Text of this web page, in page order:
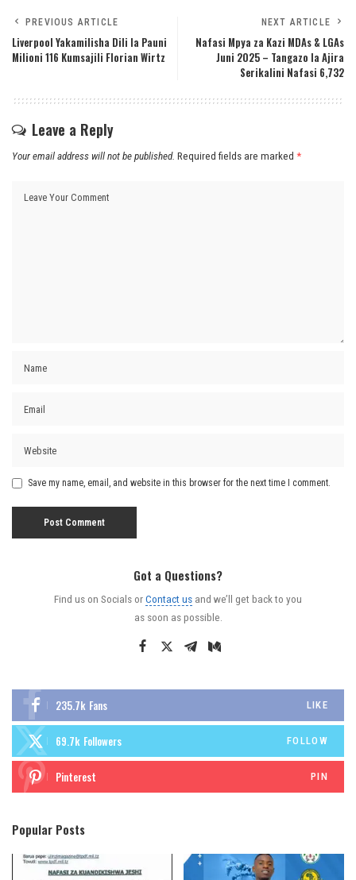
PREVIOUS ARTICLE
Liverpool Yakamilisha Dili la Pauni
Milioni 116 Kumsajili Florian Wirtz
NEXT ARTICLE
Nafasi Mpya za Kazi MDAs & LGAs
Juni 2025 – Tangazo la Ajira
Serikalini Nafasi 6,732
Leave a Reply
Your email address will not be published. Required fields are marked *
Save my name, email, and website in this browser for the next time I comment.
Got a Questions?
Find us on Socials orContact us and we’ll get back to you
as soon as possible.
235.7k Fans LIKE
69.7k Followers FOLLOW
Pinterest PIN
Popular Posts